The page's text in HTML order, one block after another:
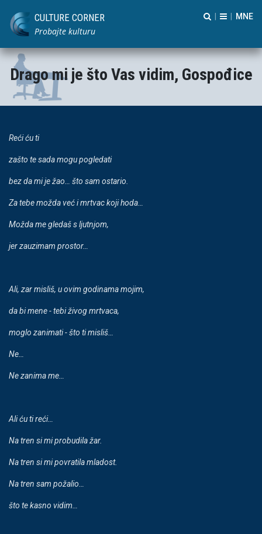
CULTURE CORNER
Probajte kulturu
Drago mi je što Vas vidim, Gospođice
Rećiću ti
zašto te sada mogu pogledati
bez da mi je žao… što sam ostario.
Za tebe možda veći mrtvac koji hoda…
Možda me gledaš s ljutnjom,
jer zauzimam prostor…
Ali, zar misliš, u ovim godinama mojim,
da bi mene - tebi živog mrtvaca,
moglo zanimati - što ti misliš…
Ne…
Ne zanima me…
Aliću ti reći…
Na tren si mi probudila žar.
Na tren si mi povratila mladost.
Na tren sam požalio…
što te kasno vidim…